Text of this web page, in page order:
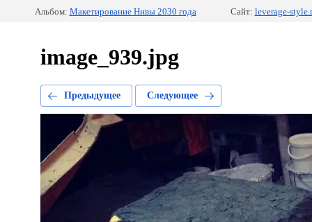
Альбом: Макетирование Нивы 2030 года Сайт: leverage-
image_939.jpg
Предыдущее Следующее